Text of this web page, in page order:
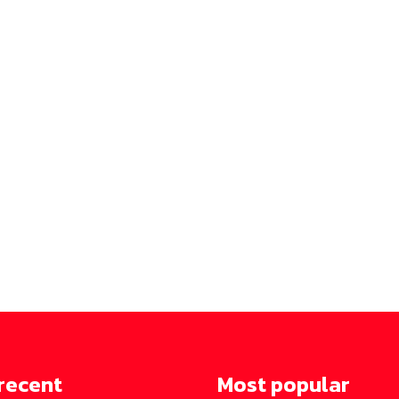
Most popular